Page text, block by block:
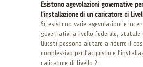
Esistono agevolazioni governative per
l’installazione di un caricatore di
Sì, esistono varie agevolazioni e
governativi a livello federale, statale
Questi possono aiutare a ridurre il
complessivo per l’acquisto e
caricatore di Livello 2.